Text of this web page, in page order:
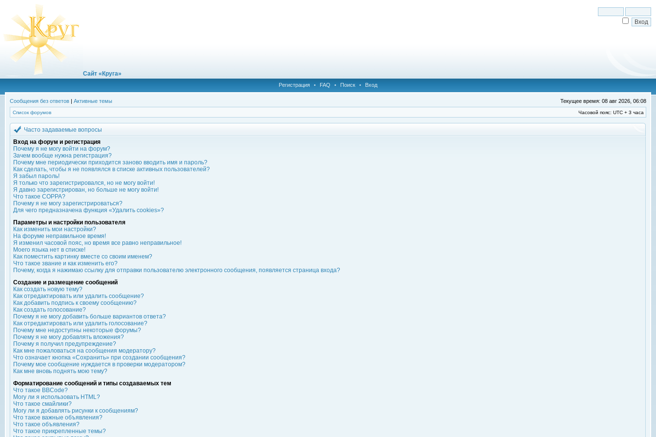
Сайт «Круга»
Регистрация • FAQ • Поиск • Вход
Сообщения без ответов | Активные темы Текущее время: 08 авг 2026, 06:08
Список форумов Часовой пояс: UTC + 3 часа
Часто задаваемые вопросы
Вход на форум и регистрация
Почему я не могу войти на форум?
Зачем вообще нужна регистрация?
Почему мне периодически приходится заново вводить имя и пароль?
Как сделать, чтобы я не появлялся в списке активных пользователей?
Я забыл пароль!
Я только что зарегистрировался, но не могу войти!
Я давно зарегистрирован, но больше не могу войти!
Что такое COPPA?
Почему я не могу зарегистрироваться?
Для чего предназначена функция «Удалить cookies»?
Параметры и настройки пользователя
Как изменить мои настройки?
На форуме неправильное время!
Я изменил часовой пояс, но время все равно неправильное!
Моего языка нет в списке!
Как поместить картинку вместе со своим именем?
Что такое звание и как изменить его?
Почему, когда я нажимаю ссылку для отправки пользователю электронного сообщения, появляется страница входа?
Создание и размещение сообщений
Как создать новую тему?
Как отредактировать или удалить сообщение?
Как добавить подпись к своему сообщению?
Как создать голосование?
Почему я не могу добавить больше вариантов ответа?
Как отредактировать или удалить голосование?
Почему мне недоступны некоторые форумы?
Почему я не могу добавлять вложения?
Почему я получил предупреждение?
Как мне пожаловаться на сообщения модератору?
Что означает кнопка «Сохранить» при создании сообщения?
Почему мое сообщение нуждается в проверки модератором?
Как мне вновь поднять мою тему?
Форматирование сообщений и типы создаваемых тем
Что такое BBCode?
Могу ли я использовать HTML?
Что такое смайлики?
Могу ли я добавлять рисунки к сообщениям?
Что такое важные объявления?
Что такое объявления?
Что такое прикрепленные темы?